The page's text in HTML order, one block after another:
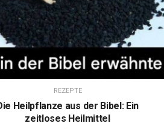
REZEPTE
Heilpflanze aus der Bibel: Ein
zeitloses Heilmittel